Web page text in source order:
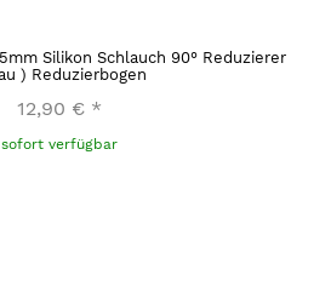
Silikon Schlauch 90° Reduzierer
) Reduzierbogen
12,90 € *
sofort verfügbar